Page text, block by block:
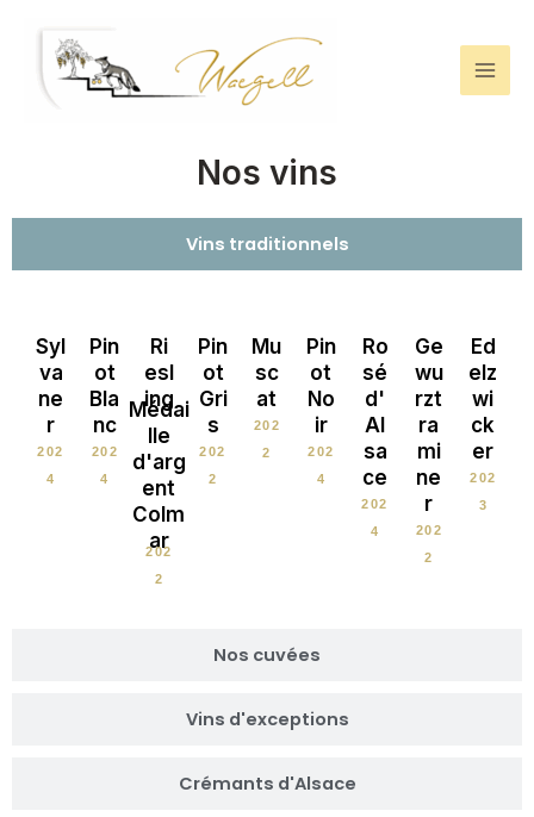
contenu
Nos vins
Vins traditionnels
Nos cuvées
Vins d'exceptions
Crémants d'Alsace
Syl
va
ne
r
202
4
Pin
ot
Bla
nc
202
4
Ri
esl
ing
Médai
lle
d'arg
ent
Colm
ar
202
2
Pin
ot
Gri
s
202
2
Mu
sc
at
202
2
Pin
ot
No
ir
202
4
Ro
sé
d'
Al
sa
ce
202
4
Ge
wu
rzt
ra
mi
ne
r
202
2
Ed
elz
wi
ck
er
202
3